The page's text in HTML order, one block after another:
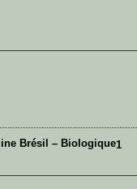
Brésil – Biologique1